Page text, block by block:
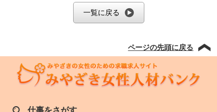
一覧に戻る
ページの先頭に戻る